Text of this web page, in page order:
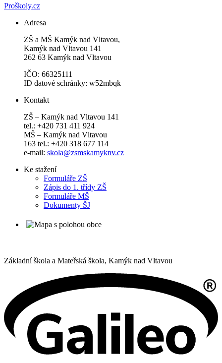
Proškoly.cz
Adresa
ZŠ a MŠ Kamýk nad Vltavou,
Kamýk nad Vltavou 141
262 63 Kamýk nad Vltavou
IČO: 66325111
ID datové schránky: w52mbqk
Kontakt
ZŠ – Kamýk nad Vltavou 141
tel.: +420 731 411 924
MŠ – Kamýk nad Vltavou
163 tel.: +420 318 677 114
e-mail: skola@zsmskamyknv.cz
Ke stažení
Formuláře ZŠ
Zápis do 1. třídy ZŠ
Formuláře MŠ
Dokumenty ŠJ
Základní škola a Mateřská škola, Kamýk nad Vltavou